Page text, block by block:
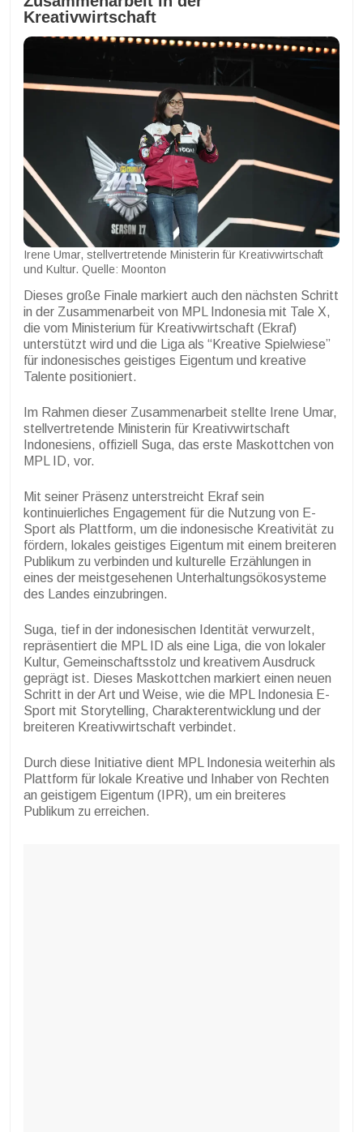
Kreativwirtschaft
Irene Umar, stellvertretende Ministerin für Kreativwirtschaft
und Kultur. Quelle: Moonton
Dieses große Finale markiert auch den nächsten Schritt
in der Zusammenarbeit von MPL Indonesia mit Tale X,
die vom Ministerium für Kreativwirtschaft (Ekraf)
unterstützt wird und die Liga als “Kreative Spielwiese”
für indonesisches geistiges Eigentum und kreative
Talente positioniert.
Im Rahmen dieser Zusammenarbeit stellte Irene Umar,
stellvertretende Ministerin für Kreativwirtschaft
Indonesiens, offiziell Suga, das erste Maskottchen von
MPL ID, vor.
Mit seiner Präsenz unterstreicht Ekraf sein
kontinuierliches Engagement für die Nutzung von E-
Sport als Plattform, um die indonesische Kreativität zu
fördern, lokales geistiges Eigentum mit einem breiteren
Publikum zu verbinden und kulturelle Erzählungen in
eines der meistgesehenen Unterhaltungsökosysteme
des Landes einzubringen.
Suga, tief in der indonesischen Identität verwurzelt,
repräsentiert die MPL ID als eine Liga, die von lokaler
Kultur, Gemeinschaftsstolz und kreativem Ausdruck
geprägt ist. Dieses Maskottchen markiert einen neuen
Schritt in der Art und Weise, wie die MPL Indonesia E-
Sport mit Storytelling, Charakterentwicklung und der
breiteren Kreativwirtschaft verbindet.
Durch diese Initiative dient MPL Indonesia weiterhin als
Plattform für lokale Kreative und Inhaber von Rechten
an geistigem Eigentum (IPR), um ein breiteres
Publikum zu erreichen.